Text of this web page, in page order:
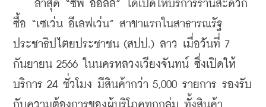
ล่าสุด “ซีพี ออลล์” ได้เปิดให้บริการร้านสะดวก
ซื้อ “เซเว่น อีเลฟเว่น” สาขาแรกในสาธารณรัฐ
ประชาธิปไตยประชาชน (สปป.) ลาว เมื่อวันที่ 7
กันยายน 2566 ในนครหลวงเวียงจันทน์ ซึ่งเปิดให้
บริการ 24 ชั่วโมง มีสินค้ากว่า 5,000 รายการ รองรับ